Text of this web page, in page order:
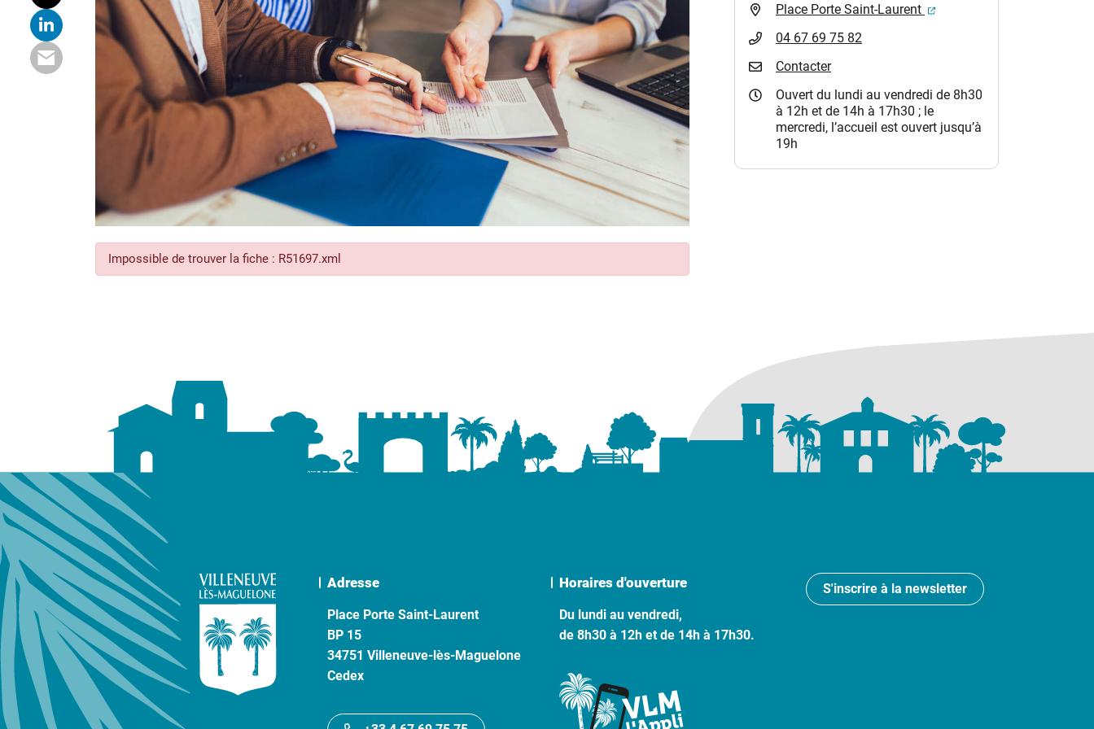
Impossible de trouver la fiche : R51697.xml
Place Porte Saint-Laurent
(ouverture dans un nouvel
04 67 69 75 82
Contacter
Ouvert du lundi au vendredi de 8h30
à 12h et de 14h à 17h30 ; le
mercredi, l’accueil est ouvert jusqu’à
19h
Adresse
Place Porte Saint-Laurent
BP 15
34751 Villeneuve-lès-Maguelone
Cedex
Horaires d'ouverture
Du lundi au vendredi,
de 8h30 à 12h et de 14h à 17h30.
S'inscrire à la newsletter